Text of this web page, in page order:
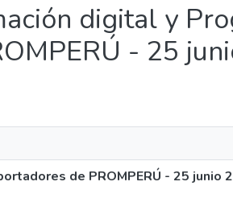
digital y
- 25
de PROMPERÚ - 25 junio